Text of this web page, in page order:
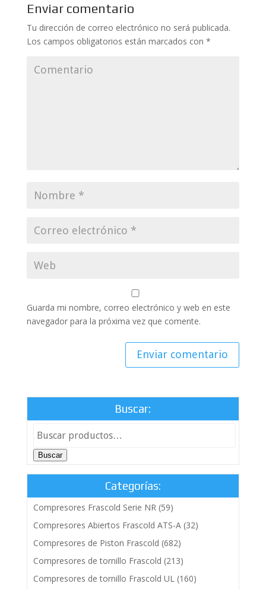
Enviar comentario
Tu dirección de correo electrónico no será publicada.
Los campos obligatorios están marcados con *
Guarda mi nombre, correo electrónico y web en este
navegador para la próxima vez que comente.
Buscar:
Buscar
Categorías:
Compresores Frascold Serie NR (59)
Compresores Abiertos Frascold ATS-A (32)
Compresores de Piston Frascold (682)
Compresores de tornillo Frascold (213)
Compresores de tornillo Frascold UL (160)